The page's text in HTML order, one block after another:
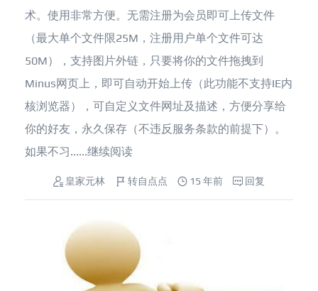
术。使用非常方便。无需注册为会员即可上传文件
（最大单个文件限25M，注册用户单个文件可达
50M），支持图片外链，只要将你的文件拖拽到
Minus网页上，即可自动开始上传（此功能不支持IE内
核浏览器），可自定义文件网址及描述，方便分享给
你的好友，永久保存（不违反服务条款的前提下）。
如果不习......继续阅读
皇家元林 转自点点 15 年前 回复